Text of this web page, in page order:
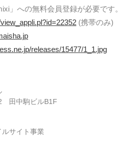
」への無料会員登録が必要です。
(携帯のみ)
releases/15477/1_1.jpg
田中駒ビルB1F
サイト事業